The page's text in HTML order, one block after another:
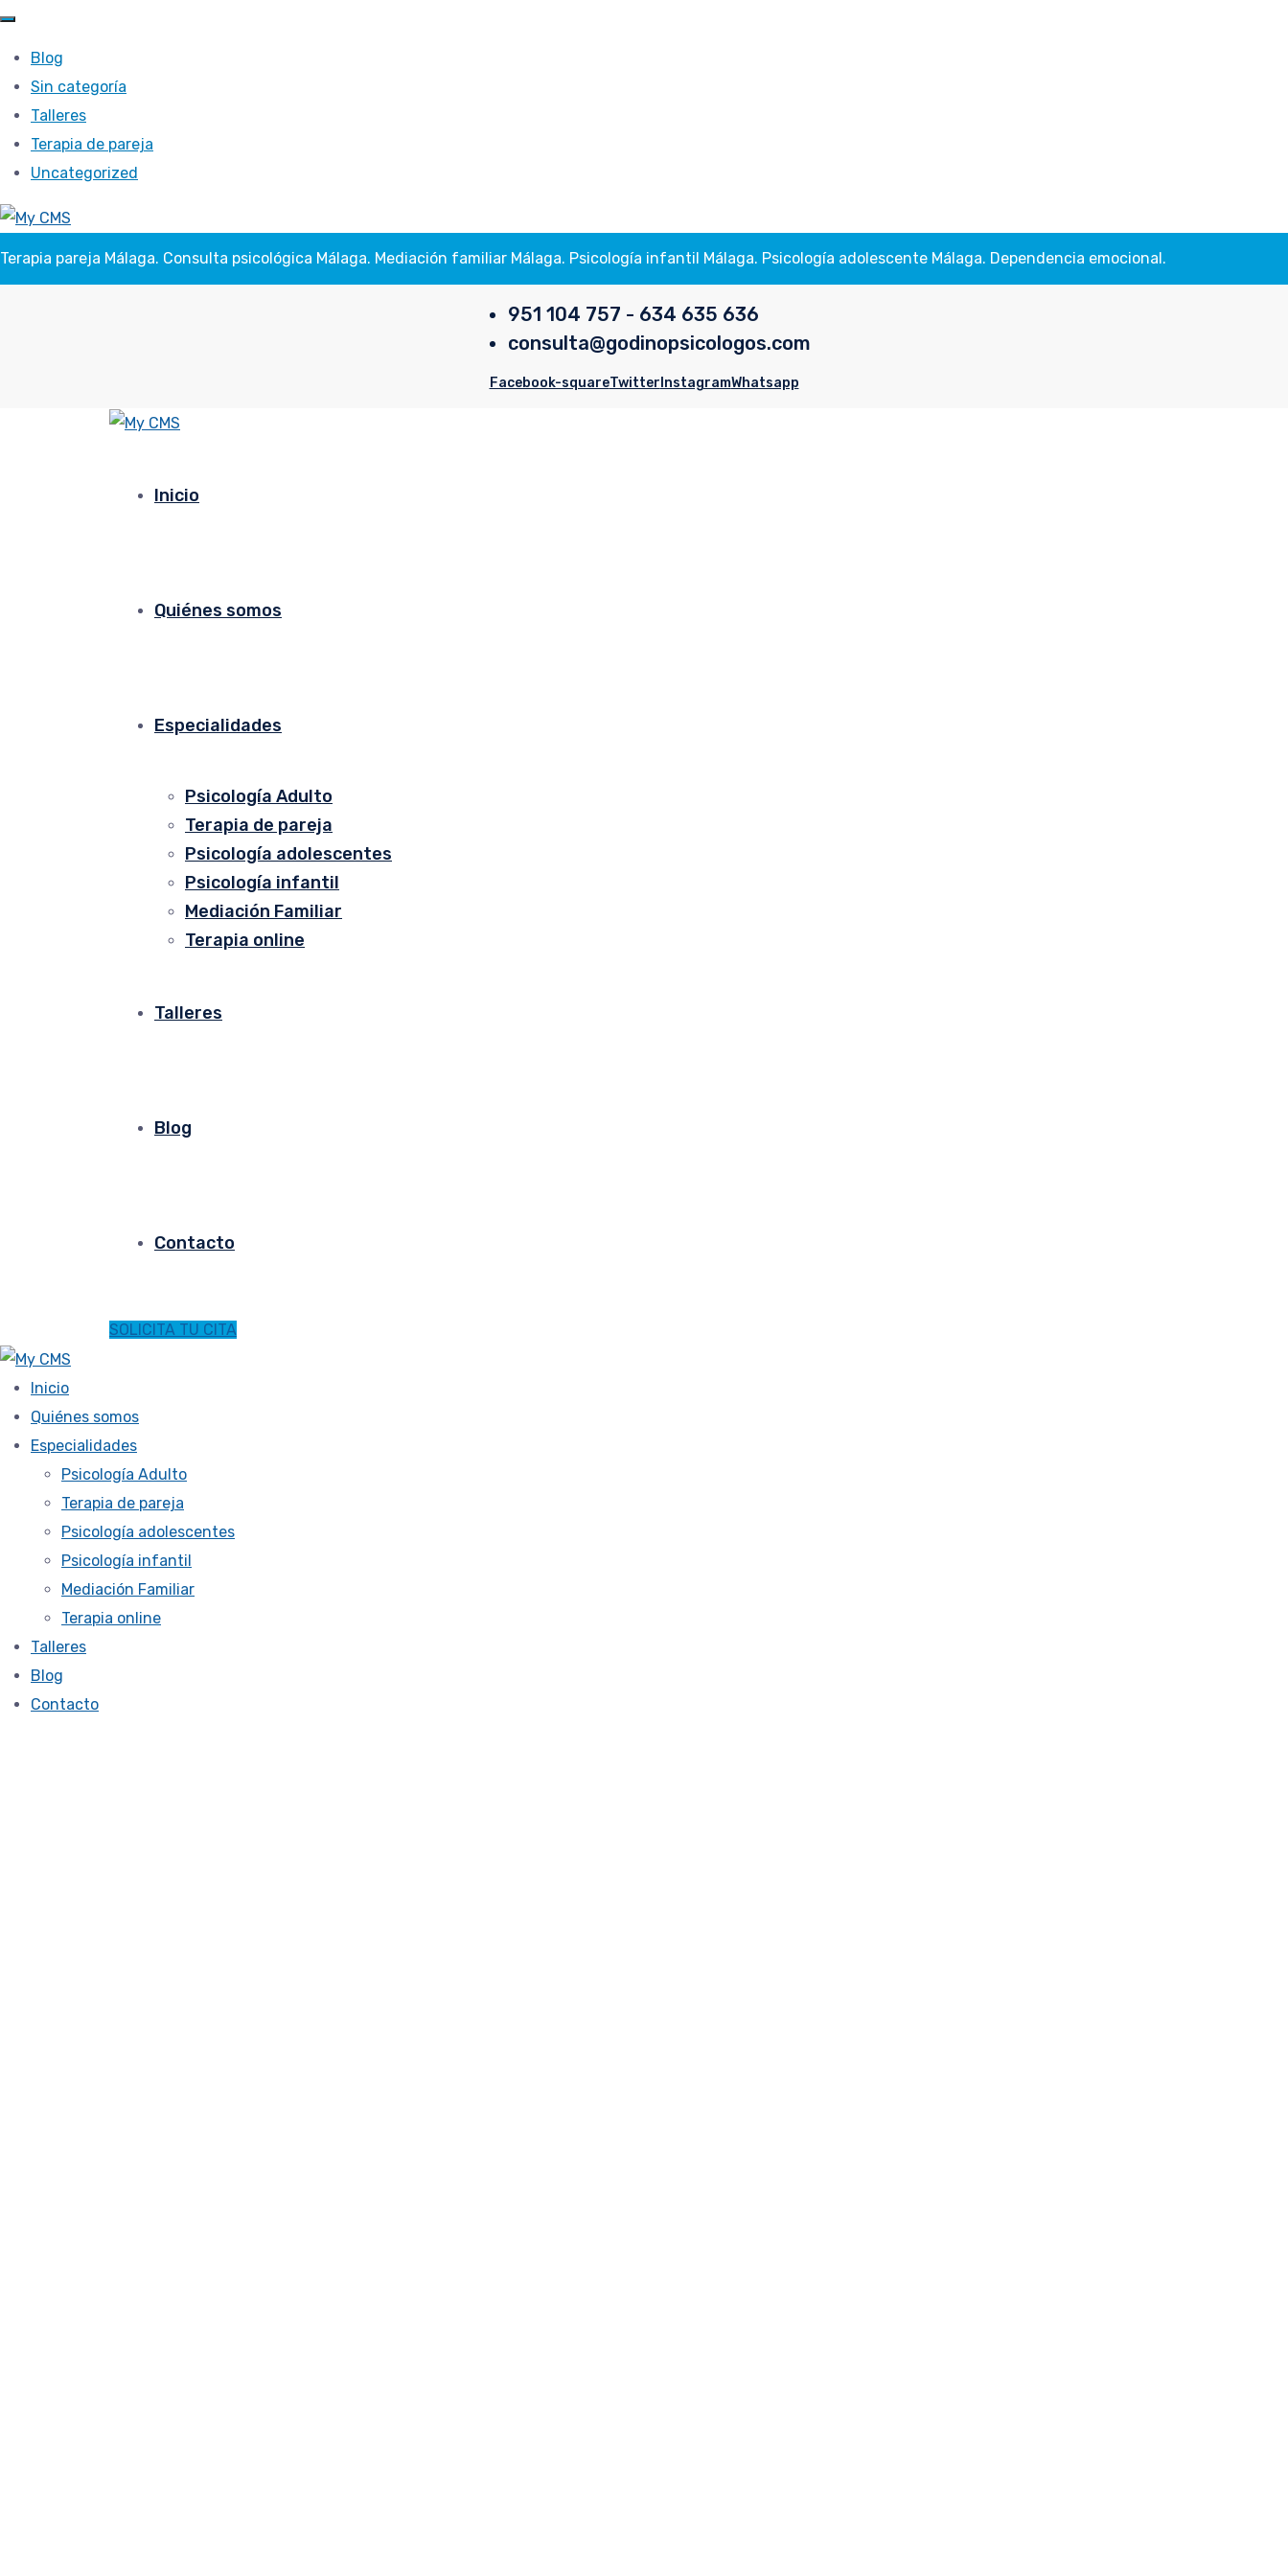
Blog
Sin categoría
Talleres
Terapia de pareja
Uncategorized
Terapia pareja Málaga. Consulta psicológica Málaga. Mediación familiar Málaga. Psicología infantil Málaga. Psicología adolescente Málaga. Dependencia emocional.
951 104 757 - 634 635 636
consulta@godinopsicologos.com
Facebook-squareTwitter InstagramWhatsapp
Inicio
Quiénes somos
Especialidades
Psicología Adulto
Terapia de pareja
Psicología adolescentes
Psicología infantil
Mediación Familiar
Terapia online
Talleres
Blog
Contacto
SOLICITA TU CITA
Inicio
Quiénes somos
Especialidades
Psicología Adulto
Terapia de pareja
Psicología adolescentes
Psicología infantil
Mediación Familiar
Terapia online
Talleres
Blog
Contacto